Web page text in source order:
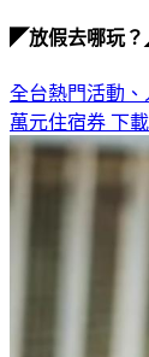
◤放假去哪玩
全台熱門活動、
萬元住宿券 下